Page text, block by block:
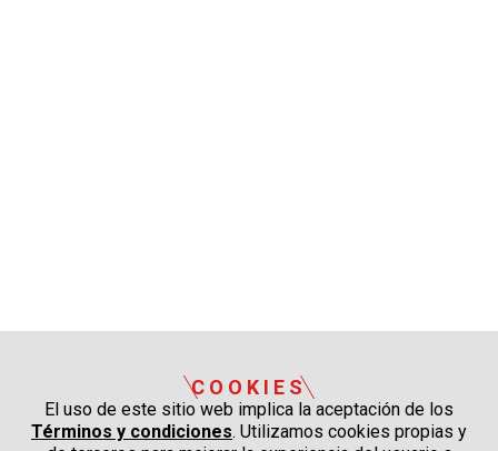
COOKIES
El uso de este sitio web implica la aceptación de los
Términos y condiciones. Utilizamos cookies propias y